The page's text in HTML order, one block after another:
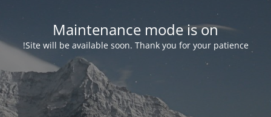
Maintenance mode is on
Site will be available soon. Thank you for your patience!